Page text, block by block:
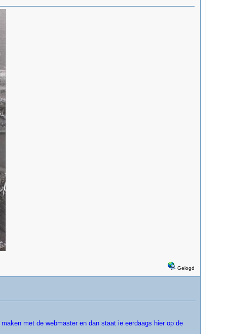
Gelogd
met de webmaster en dan staat ie eerdaags hier op de